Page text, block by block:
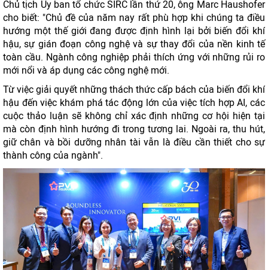
Chủ tịch Ủy ban tổ chức SIRC lần thứ 20, ông Marc Haushofer
cho biết: "Chủ đề của năm nay rất phù hợp khi chúng ta điều
hướng một thế giới đang được định hình lại bởi biến đổi khí
hậu, sự gián đoạn công nghệ và sự thay đổi của nền kinh tế
toàn cầu. Ngành công nghiệp phải thích ứng với những rủi ro
mới nổi và áp dụng các công nghệ mới.
Từ việc giải quyết những thách thức cấp bách của biến đổi khí
hậu đến việc khám phá tác động lớn của việc tích hợp AI, các
cuộc thảo luận sẽ không chỉ xác định những cơ hội hiện tại
mà còn định hình hướng đi trong tương lai. Ngoài ra, thu hút,
giữ chân và bồi dưỡng nhân tài vẫn là điều cần thiết cho sự
thành công của ngành".